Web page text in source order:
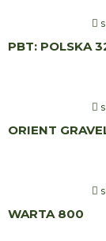
PBT: POLSKA
ORIENT
WARTA 800